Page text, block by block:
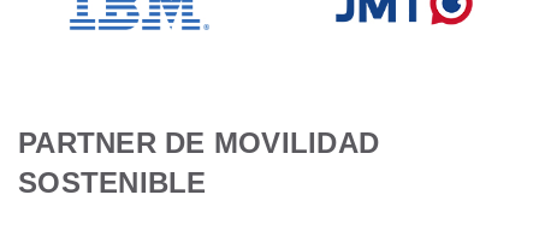
PARTNER DE MOVILIDAD
SOSTENIBLE